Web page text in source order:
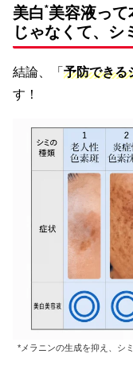
美白*美容液っ
じゃなくて、シ
結論、「 予防できる
す！
*メラニンの生成を抑え、シ